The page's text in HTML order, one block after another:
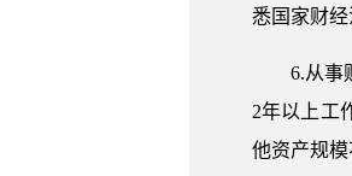
悉国家财
6.从事
2年以上工
他资产规模